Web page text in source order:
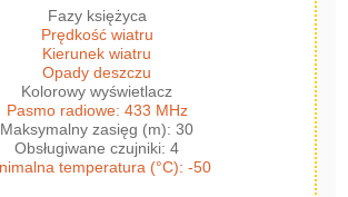
Fazy księżyca
Prędkość wiatru
Kierunek wiatru
Opady deszczu
Kolorowy wyświetlacz
Pasmo radiowe: 433 MHz
Maksymalny zasięg (m): 30
Obsługiwane czujniki: 4
temperatura (°C): -50